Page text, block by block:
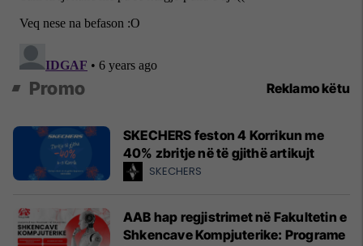
Promo Reklamo këtu
SKECHERS feston 4 Korrikun me
40% zbritje në të gjithë artikujt
SKECHERS
AAB hap regjistrimet në Fakultetin e
Shkencave Kompjuterike: Programe